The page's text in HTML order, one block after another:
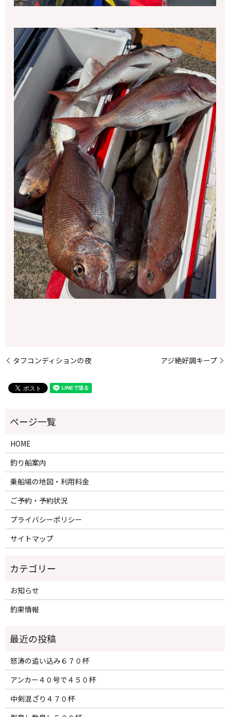
タフコンディションの夜 アジ絶好調キープ
HOME
釣り船案内
乗船場の地図・利用料金
ご予約・予約状況
プライバシーポリシー
サイトマップ
カテゴリー
お知らせ
釣果情報
怒涛の追い込み６７０杯
アンカー４０号で４５０杯
中剣混ざり４７０杯